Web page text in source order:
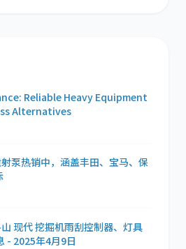
Reliable Heavy Equipment
Alternatives
泵热销中，涵盖丰田、宝马、保
现代 挖掘机雨刮控制器、灯具
- 2025年4月9日